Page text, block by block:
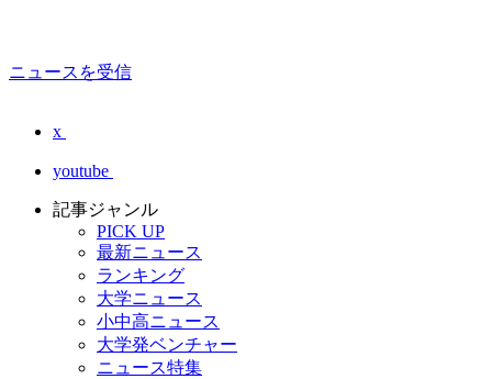
ニュースを受信
x
youtube
記事ジャンル
PICK UP
最新ニュース
ランキング
大学ニュース
小中高ニュース
大学発ベンチャー
ニュース特集